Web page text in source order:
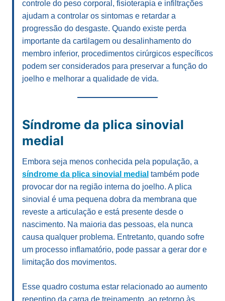
controle do peso corporal, fisioterapia e infiltrações
ajudam a controlar os sintomas e retardar a
progressão do desgaste. Quando existe perda
importante da cartilagem ou desalinhamento do
membro inferior, procedimentos cirúrgicos específicos
podem ser considerados para preservar a função do
joelho e melhorar a qualidade de vida.
Síndrome da plica sinovial
medial
Embora seja menos conhecida pela população, a
síndrome da plica sinovial medial também pode
provocar dor na região interna do joelho. A plica
sinovial é uma pequena dobra da membrana que
reveste a articulação e está presente desde o
nascimento. Na maioria das pessoas, ela nunca
causa qualquer problema. Entretanto, quando sofre
um processo inflamatório, pode passar a gerar dor e
limitação dos movimentos.
Esse quadro costuma estar relacionado ao aumento
repentino da carga de treinamento, ao retorno às